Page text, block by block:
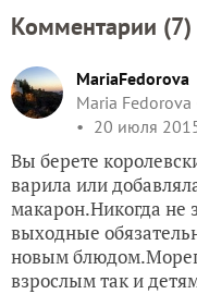
Комментарии (7)
MariaFedorova
Maria Fedorova
20 июля
Вы берете
варила или
макарон.Никогда не
выходные
новым
взрослым так и